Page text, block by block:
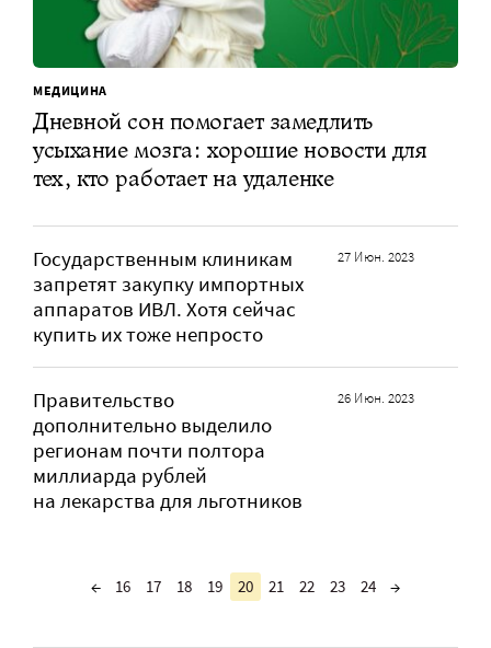
МЕДИЦИНА
Дневной сон помогает замедлить
усыхание мозга: хорошие новости для
тех, кто работает на удаленке
Государственным клиникам
запретят закупку импортных
аппаратов ИВЛ. Хотя сейчас
купить их тоже непросто
27 Июн. 2023
Правительство
дополнительно выделило
регионам почти полтора
миллиарда рублей
на лекарства для льготников
26 Июн. 2023
← 16 17 18 19 20 21 22 23 24 →